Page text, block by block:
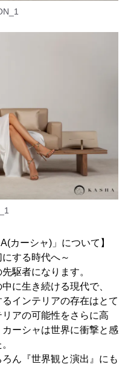
カーシャ)」について】
する時代へ～
駆者になります。
に生き続ける現代で、
インテリアの存在はとて
アの可能性をさらに高
ーシャは世界に衝撃と感
ん『世界観と演出』にも